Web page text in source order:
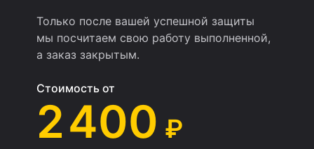
Только после вашей успешной защиты
мы посчитаем свою работу выполненной,
а заказ закрытым.
Стоимость от
2 400 ₽